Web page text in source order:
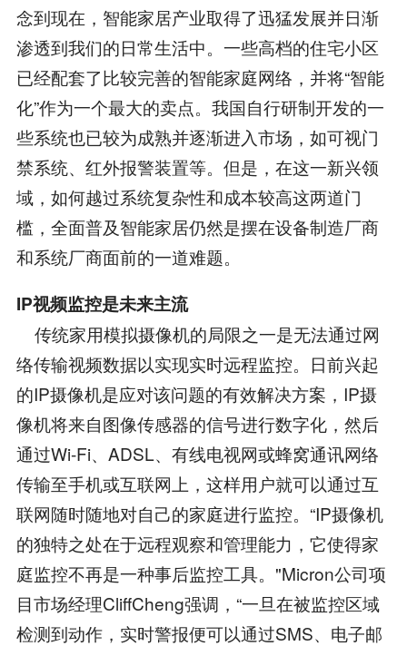
念到现在，智能家居产业取得了迅猛发展并日渐
渗透到我们的日常生活中。一些高档的住宅小区
已经配套了比较完善的智能家庭网络，并将“智能
化”作为一个最大的卖点。我国自行研制开发的一
些系统也已较为成熟并逐渐进入市场，如可视门
禁系统、红外报警装置等。但是，在这一新兴领
域，如何越过系统复杂性和成本较高这两道门
槛，全面普及智能家居仍然是摆在设备制造厂商
和系统厂商面前的一道难题。
IP视频监控是未来主流
传统家用模拟摄像机的局限之一是无法通过网
络传输视频数据以实现实时远程监控。日前兴起
的IP摄像机是应对该问题的有效解决方案，IP摄
像机将来自图像传感器的信号进行数字化，然后
通过Wi-Fi、ADSL、有线电视网或蜂窝通讯网络
传输至手机或互联网上，这样用户就可以通过互
联网随时随地对自己的家庭进行监控。“IP摄像机
的独特之处在于远程观察和管理能力，它使得家
庭监控不再是一种事后监控工具。"Micron公司项
目市场经理CliffCheng强调，“一旦在被监控区域
检测到动作，实时警报便可以通过SMS、电子邮